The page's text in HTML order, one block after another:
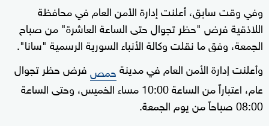
وفي وقت سابق، أعلنت إدارة الأمن العام في محافظة
اللاذقية فرض "حظر تجوال حتى الساعة العاشرة" من صباح
الجمعة، وفق ما نقلت وكالة الأنباء السورية الرسمية "سانا".
وأعلنت إدارة الأمن العام في مدينةحمصفرض حظر تجوال
عام، اعتباراً من الساعة 10:00 مساء الخميس، وحتى الساعة
08:00 صباحاً من يوم الجمعة.